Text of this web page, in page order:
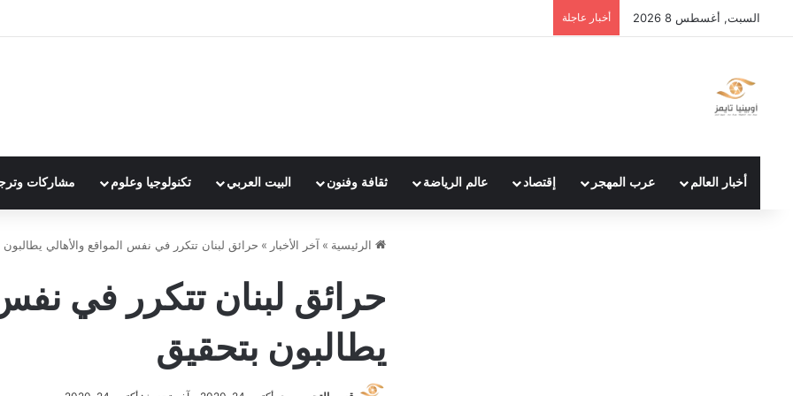
السبت, أغسطس 8 2026 أخبار عاجلة
أخبار العالم عرب المهجر إقتصاد عالم الرياضة ثقافة وفنون البيت العربي تكنولوجيا وعلوم مشاركات
الرئيسية » آخر الأخبار » حرائق لبنان تتكرر في نفس المواقع والأهالي يطالبون
حرائق لبنان تتكرر في
يطالبون بتحقيق